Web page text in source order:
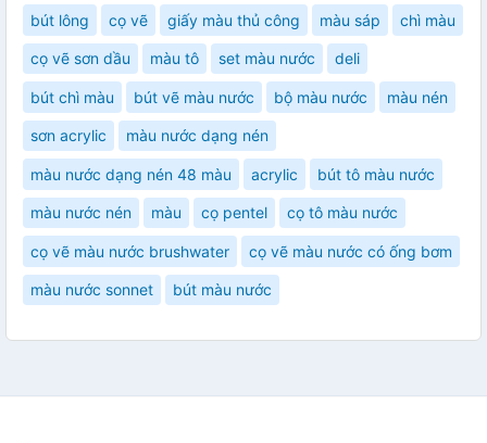
bút lông cọ vẽ giấy màu thủ công màu sáp chì màu
cọ vẽ sơn dầu màu tô set màu nước deli
bút chì màu bút vẽ màu nước bộ màu nước màu nén
sơn acrylic màu nước dạng nén
màu nước dạng nén 48 màu acrylic bút tô màu nước
màu nước nén màu cọ pentel cọ tô màu nước
cọ vẽ màu nước brushwater cọ vẽ màu nước có ống bơm
màu nước sonnet bút màu nước